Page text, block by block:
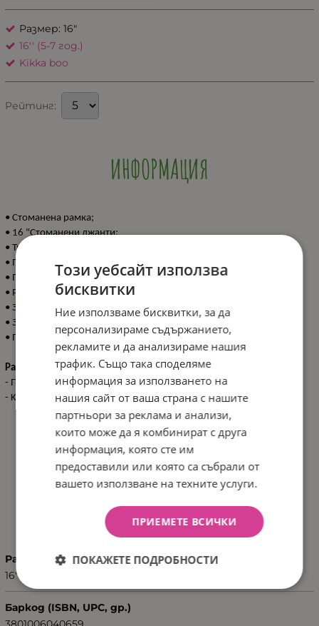
Размер: 16"
16'' (5-7 год.)
Kikka boo
Рейтинг:
ИНФОРМАЦИЯ
• Стоманена рамка;
• 16 "Стоманени джанти;
• Тренировъчни колела;
• Пластмасови калници;
• Предна и задна челюстна спирачка;
• Регулируема седалка и кормило;
• Защитна подложка;
• Звънец;
• Предна кошничка.
Размери:
- Продукт: 112x54x70-77 см / 9.5 кг
- Kашон: 95x17x44 см / 11 кг / 1 бр/кашон
ХАРАКТЕРИСТИКИ
Размер
16"
Баркод (ISBN, UPC, др.)
Този уебсайт използва
бисквитки
Ние използваме бисквитки, за да
персонализираме съдържанието,
рекламите и да анализираме нашия
трафик. Също така споделяме
информация за използването на
нашия сайт от ваша страна с нашите
партньори за реклама и анализи,
които може да я комбинират с друга
информация, която сте им
предоставили или която са събрали от
вашето използване на техните услуги.
ПРИЕМЕТЕ ВСИЧКИ
ПОКАЖЕТЕ ПОДРОБНОСТИ